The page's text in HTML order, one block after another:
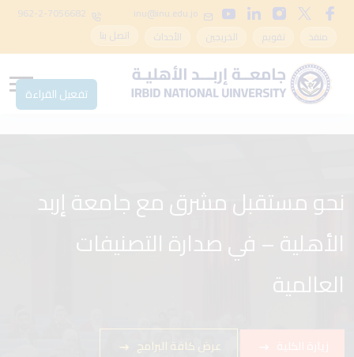
inu@inu.edu.jo
962-2-7056682
منفذ
تقويم الخريجين الأحداث اتصل بنا
نحو مستقبل مشرق مع جامعة إربد
الأهلية – في صدارة التصنيفات
العالمية
عرض كافة البرامج
مع جامعة إربد الأهلية – انطلق في
مسيرتك الأكاديمية في بيئة تحفز
الإبداع
عرض كافة البرامج
تفعيل القراءة